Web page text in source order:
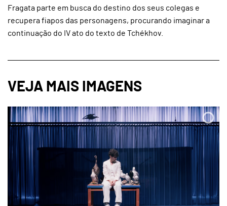
Fragata parte em busca do destino dos seus colegas e
recupera fiapos das personagens, procurando imaginar a
continuação do IV ato do texto de Tchékhov.